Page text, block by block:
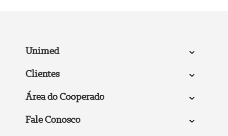
Unimed
Clientes
Área do Cooperado
Fale Conosco